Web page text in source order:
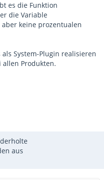
es die Funktion
die Variable
keine prozentualen
System-Plugin realisieren
Produkten.
aus